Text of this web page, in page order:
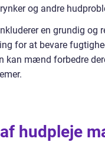
og andre
en grundig
for at bevare
kan mænd forbedre
hudpleje